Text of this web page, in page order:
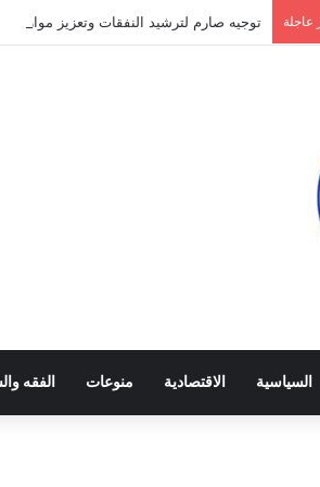
عاجلة توجيه صارم لترشيد النفقات وتعزيز موارد
السياسية الاقتصادية منوعات الفقه